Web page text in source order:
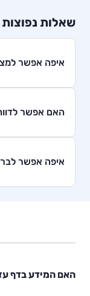
שאלות
איפה אפשר
האם אפשר
איפה אפשר
האם המידע בדף